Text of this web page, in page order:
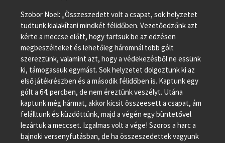
Szobor Noel: „Összeszedett volt a csapat, sok helyzetet
tudtunk kialakítani mindkét félidőben. Vezetőedzőnk azt
kérte a meccse előtt, hogy tartsuk be az edzésen
megbeszélteket és lehetőleg háromnál több gólt
szerezzünk, valamint azt, hogy a védekezésből ne essünk
ki, támogassuk egymást. Sok helyzetet dolgoztunk ki az
első játékrészben és a második félidőben is. Kaptunk egy
gólt a 64. percben, de nem éreztünk veszélyt. Utána
kaptunk még hármat, akkor kicsit összeesett a csapat, ám
felálltunk és küzdöttünk, majd a végén egy büntetővel
lezártuk a meccset. Izgalmas volt a vége! Szoros a harc a
bajnoki versenyfutásban, de ha összeszedettek vagyunk